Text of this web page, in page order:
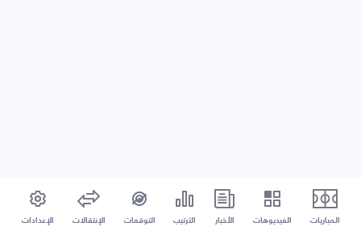
المباريات الفيديوهات الأخبار الترتيب التوقعات الإنتقالات الإعدادات